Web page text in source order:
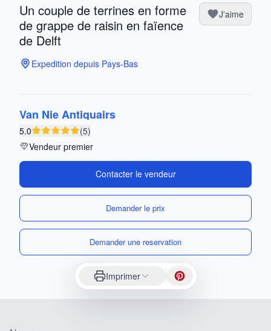
Un couple de terrines en forme
de grappe de raisin en faïence
de Delft
J'aime
Expedition depuis Pays-Bas
Van Nie Antiquairs
5.0
(5)
Vendeur premier
Contacter le vendeur
Demander le prix
Demander une reservation
Imprimer